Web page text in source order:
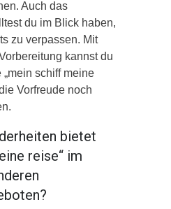
Auch das
du im Blick haben,
zu verpassen. Mit
kannst du
schiff meine
Vorfreude noch
bietet
reise“ im